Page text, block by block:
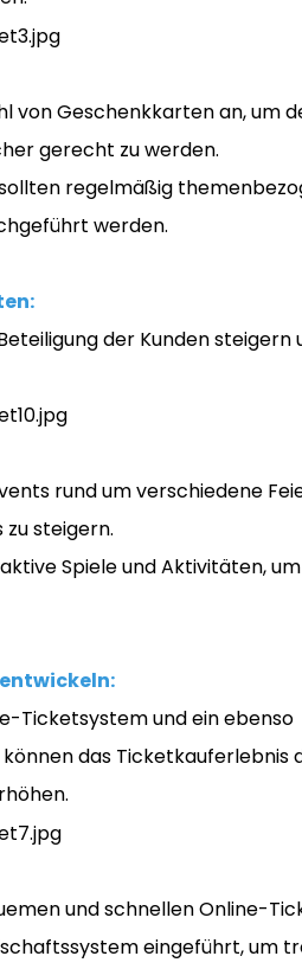
von Geschenkkarten an, um
gerecht zu werden.
regelmäßig
werden.
der Kunden steigern
rund um verschiedene
steigern.
Spiele und Aktivitäten,
Ticketsystem und ein ebenso
das Ticketkauferlebnis
und schnellen Online-
eingeführt, um